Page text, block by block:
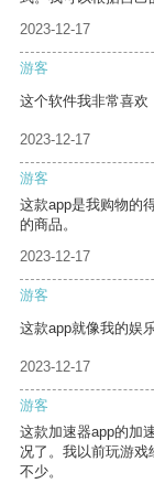
2023-12-17
游客
这个软件我非常喜欢
2023-12-17
游客
这款app是我购物的
的商品。
2023-12-17
游客
这款app就像我的娱
2023-12-17
游客
这款加速器app的加
况了。我以前玩游戏
不少。